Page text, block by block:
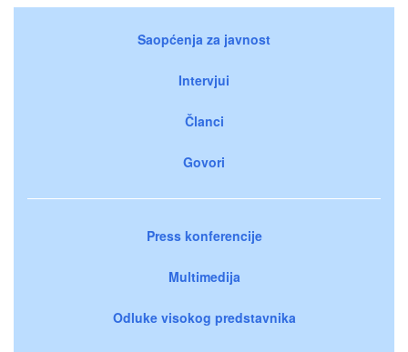
Saopćenja za javnost
Intervjui
Članci
Govori
Press konferencije
Multimedija
Odluke visokog predstavnika